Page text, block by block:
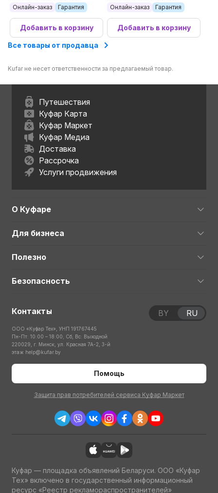
Онлайн-заказ Гарантия
Добавить в корзину
Онлайн-заказ Гарантия
Добавить в корзину
Все товары от продавца
Kufar не несет ответственности за предлагаемый товар.
Путешествия
Куфар Карта
Куфар Маркет
Куфар Медиа
Доставка
Рассрочка
Услуги продвижения
О Куфаре
Для бизнеса
Полезно
Безопасность
Контакты
ООО «Куфар Тех», УНП 191767445
Пн-Пт: 10:00 – 18:00; Сб, Вс: Выходной
220029, г. Минск, ул. Красная 7А-2, 3-й
этаж help@kufar.by
Помощь
Защита прав потребителей сервиса Куфар Маркет
BY RU
Куфар — площадка объявлений Беларуси. ООО «Куфар
Тех» включено в государственный информационный
ресурс «Реестр рекламораспространителей»